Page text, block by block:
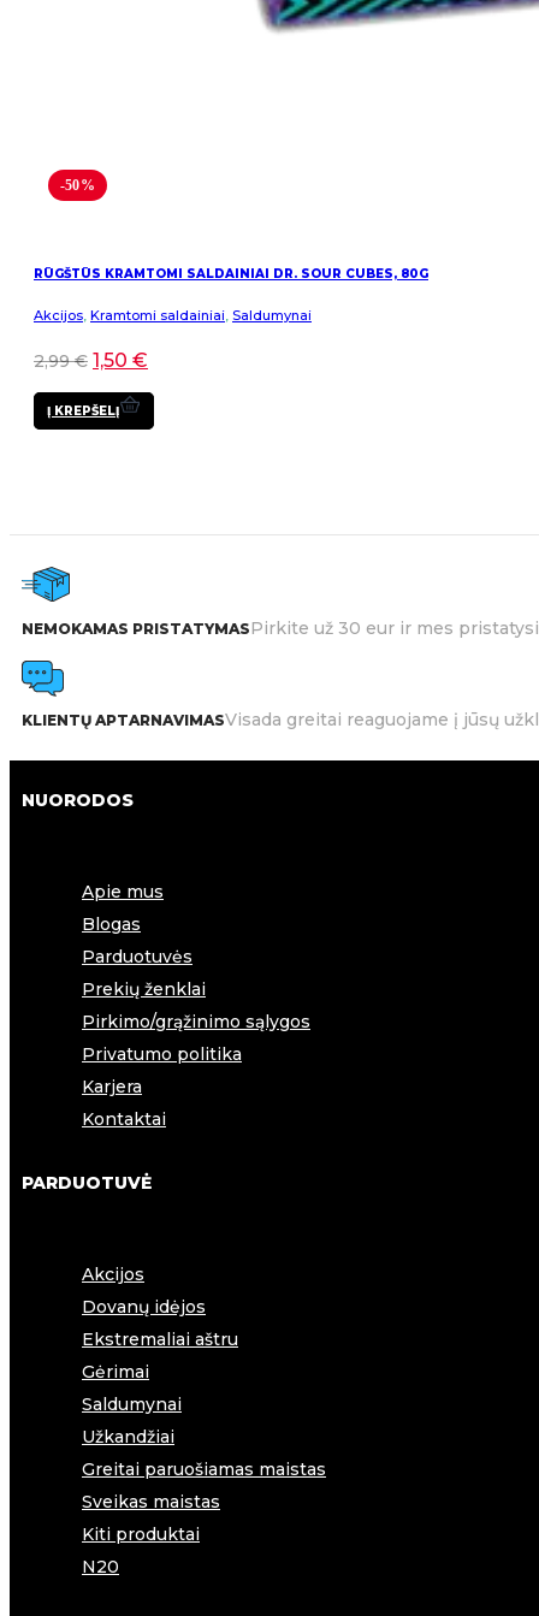
-50%
RŪGŠTŪS KRAMTOMI SALDAINIAI DR. SOUR CUBES, 80G
Akcijos Kramtomi saldainiai Saldumynai
2,99€ 1,50 €
Į KREPŠELĮ
NEMOKAMAS PRISTATYMASPirkite už 30 eur ir mes
KLIENTŲ APTARNAVIMASVisada greitai reaguojame į jūsų
NUORODOS
Apie mus
Blogas
Parduotuvės
Prekių ženklai
Pirkimo/grąžinimo sąlygos
Privatumo politika
Karjera
Kontaktai
PARDUOTUVĖ
Akcijos
Dovanų idėjos
Ekstremaliai aštru
Gėrimai
Saldumynai
Užkandžiai
Greitai paruošiamas maistas
Sveikas maistas
Kiti produktai
N20